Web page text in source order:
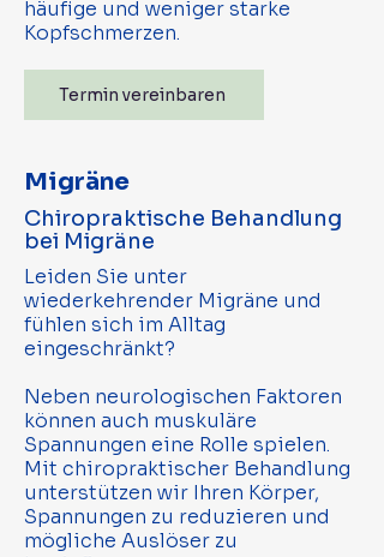
häufige und weniger starke
Kopfschmerzen.
Termin vereinbaren
Migräne
Chiropraktische Behandlung
bei Migräne
Leiden Sie unter
wiederkehrender Migräne und
fühlen sich im Alltag
eingeschränkt?
Neben neurologischen Faktoren
können auch muskuläre
Spannungen eine Rolle spielen.
Mit chiropraktischer Behandlung
unterstützen wir Ihren Körper,
Spannungen zu reduzieren und
mögliche Auslöser zu